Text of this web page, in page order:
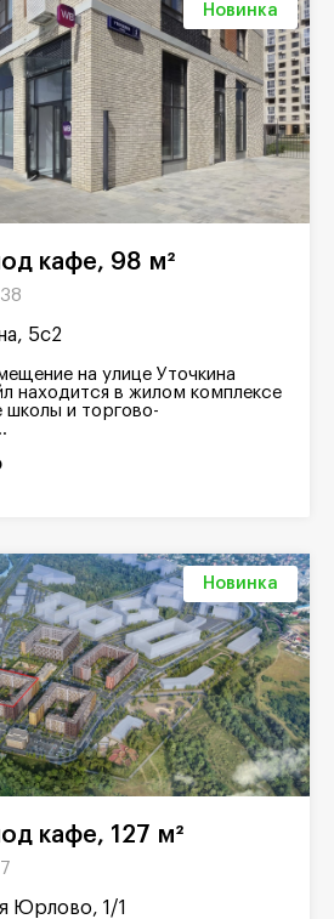
Новинка
кафе, 98 м²
5с2
на улице Уточкина
находится в жилом комплексе
школы и торгово-
Новинка
кафе, 127 м²
Юрлово, 1/1